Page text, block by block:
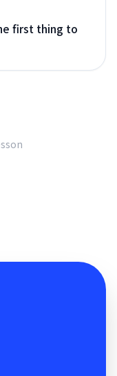
first thing to